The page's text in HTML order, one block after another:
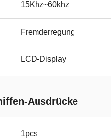
15Khz~60khz
Fremderregung
LCD-Display
Ausdrücke
1pcs